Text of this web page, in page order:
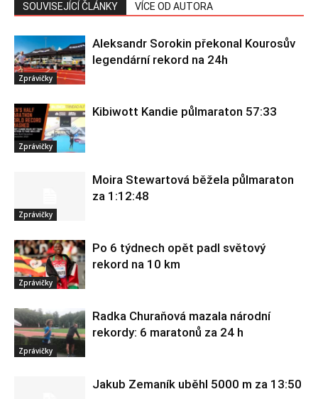
SOUVISEJÍCÍ ČLÁNKY VÍCE OD AUTORA
Zprávičky
Aleksandr Sorokin překonal Kourosův
legendární rekord na 24h
Zprávičky
Kibiwott Kandie půlmaraton 57:33
Zprávičky
Moira Stewartová běžela půlmaraton
za 1:12:48
Zprávičky
Po 6 týdnech opět padl světový
rekord na 10 km
Zprávičky
Radka Churaňová mazala národní
rekordy: 6 maratonů za 24 h
Jakub Zemaník uběhl 5000 m za 13:50